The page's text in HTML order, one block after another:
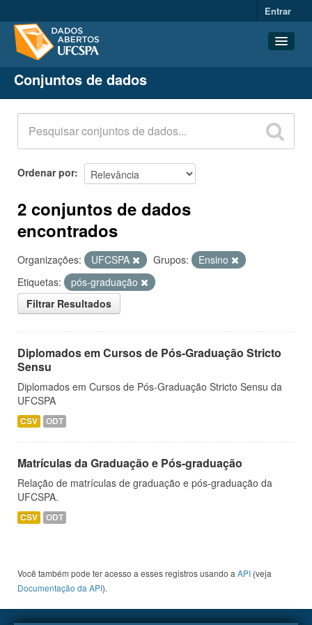
Entrar
Conjuntos de dados
Organizações
Grupos
Sobre
Conjuntos de dados
Ordenar por
2 conjuntos de dados
encontrados
Organizações: UFCSPA Grupos:
Ensino
Etiquetas:
pós-graduação
Filtrar Resultados
Diplomados em Cursos de Pós-Graduação Stricto
Sensu
Diplomados em Cursos de Pós-Graduação Stricto Sensu da
UFCSPA
CSV ODT
Matrículas da Graduação e Pós-graduação
Relação de matrículas de graduação e pós-graduação da
UFCSPA.
CSV ODT
Você também pode ter acesso a esses registros usando a API (veja
Documentação da API).